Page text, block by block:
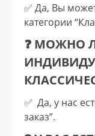
✅️ Да, Вы
категории
❓ МОЖНО
✅️ Да, у нас
заказ”.